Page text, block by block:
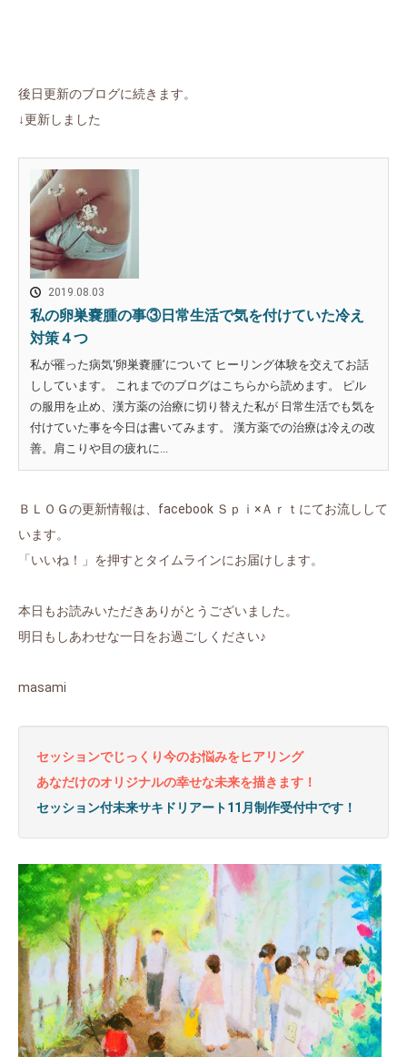
後日更新のブログに続きます。
↓更新しました
2019.08.03
私の卵巣嚢腫の事③日常生活で気を付けていた冷え
対策４つ
私が罹った病気‘卵巣嚢腫’について ヒーリング体験を交えてお話
ししています。 これまでのブログはこちらから読めます。 ピル
の服用を止め、漢方薬の治療に切り替えた私が 日常生活でも気を
付けていた事を今日は書いてみます。 漢方薬での治療は冷えの改
善。肩こりや目の疲れに...
ＢＬＯＧの更新情報は、facebook Ｓｐｉ×Ａｒｔにてお流しして
います。
「いいね！」を押すとタイムラインにお届けします。
本日もお読みいただきありがとうございました。
明日もしあわせな一日をお過ごしください♪
masami
セッションでじっくり今のお悩みをヒアリング
あなだけのオリジナルの幸せな未来を描きます！
セッション付未来サキドリアート11月制作受付中です！